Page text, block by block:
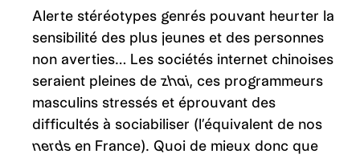
Alerte stéréotypes genrés pouvant heurter la
sensibilité des plus jeunes et des personnes
non averties… Les sociétés internet chinoises
seraient pleines de zhai, ces programmeurs
masculins stressés et éprouvant des
difficultés à sociabiliser (l’équivalent de nos
nerds en France). Quoi de mieux donc que